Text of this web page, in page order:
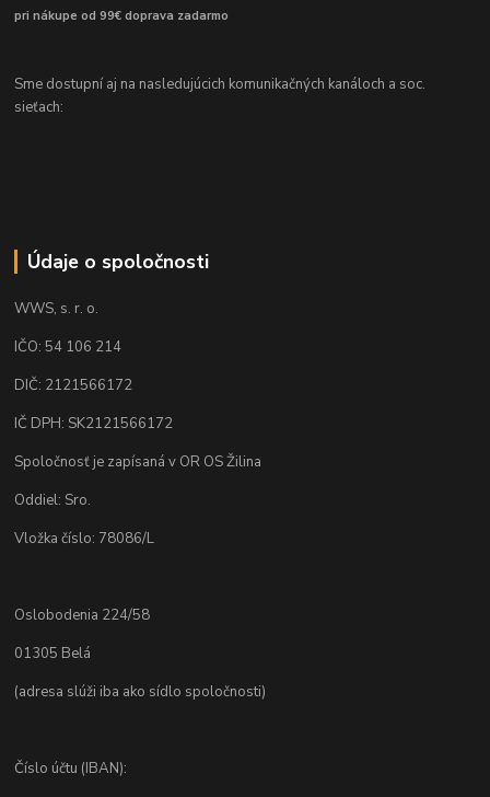
pri nákupe od 99€ doprava zadarmo
Sme dostupní aj na nasledujúcich komunikačných kanáloch a soc.
sieťach:
Údaje o spoločnosti
WWS, s. r. o.
IČO: 54 106 214
DIČ: 2121566172
IČ DPH: SK2121566172
Spoločnosť je zapísaná v OR OS Žilina
Oddiel: Sro.
Vložka číslo: 78086/L
Oslobodenia 224/58
01305 Belá
(adresa slúži iba ako sídlo spoločnosti)
Číslo účtu (IBAN):